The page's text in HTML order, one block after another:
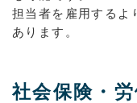
担当者を雇用するよ
あります。
社会保険・